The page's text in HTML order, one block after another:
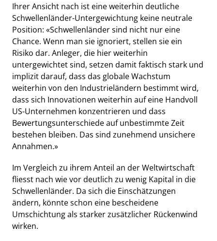
Ihrer Ansicht nach ist eine weiterhin deutliche
Schwellenländer-Untergewichtung keine neutrale
Position: «Schwellenländer sind nicht nur eine
Chance. Wenn man sie ignoriert, stellen sie ein
Risiko dar. Anleger, die hier weiterhin
untergewichtet sind, setzen damit faktisch stark und
implizit darauf, dass das globale Wachstum
weiterhin von den Industrieländern bestimmt wird,
dass sich Innovationen weiterhin auf eine Handvoll
US-Unternehmen konzentrieren und dass
Bewertungsunterschiede auf unbestimmte Zeit
bestehen bleiben. Das sind zunehmend unsichere
Annahmen.»
Im Vergleich zu ihrem Anteil an der Weltwirtschaft
fliesst nach wie vor deutlich zu wenig Kapital in die
Schwellenländer. Da sich die Einschätzungen
ändern, könnte schon eine bescheidene
Umschichtung als starker zusätzlicher Rückenwind
wirken.